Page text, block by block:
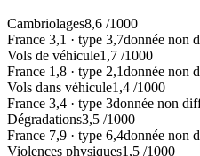
Cambriolages8,6 /1000
France 3,1 · type 3,7donnée non
Vols de véhicule1,7 /1000
France 1,8 · type 2,1donnée non
Vols dans véhicule1,4 /1000
France 3,4 · type 3donnée non
Dégradations3,5 /1000
France 7,9 · type 6,4donnée non
Violences physiques1,5 /1000